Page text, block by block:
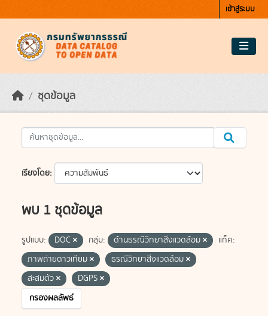
เข้าสู่ระบบ
ชุดข้อมูล
เรียงโดย
พบ 1 ชุดข้อมูล
รูปแบบ: DOC กลุ่ม: ด้านธรณีวิทยาสิ่งแวดล้อม
แท็ค:
ภาพถ่ายดาวเทียม
ธรณีวิทยาสิ่งแวดล้อม
สะสมตัว
DGPS
กรองผลลัพธ์